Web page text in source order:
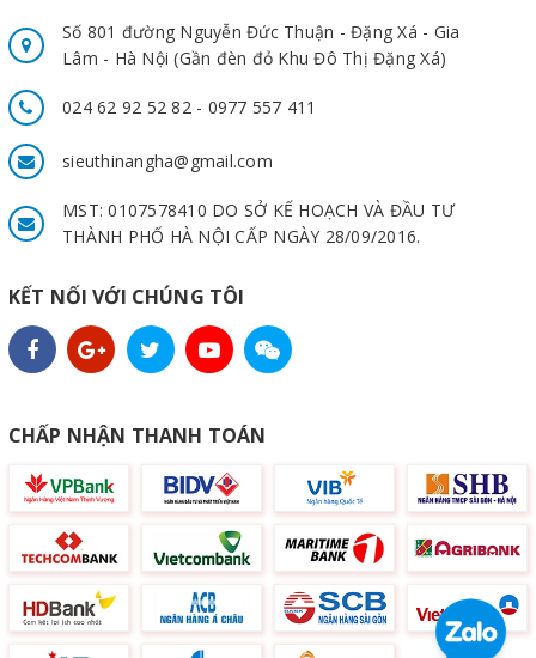
Số 801 đường Nguyễn Đức Thuận - Đặng Xá - Gia
Lâm - Hà Nội (Gần đèn đỏ Khu Đô Thị Đặng Xá)
024 62 92 52 82 - 0977 557 411
sieuthinangha@gmail.com
MST: 0107578410 DO SỞ KẾ HOẠCH VÀ ĐẦU TƯ
THÀNH PHỐ HÀ NỘI CẤP NGÀY 28/09/2016.
KẾT NỐI VỚI CHÚNG TÔI
CHẤP NHẬN THANH TOÁN